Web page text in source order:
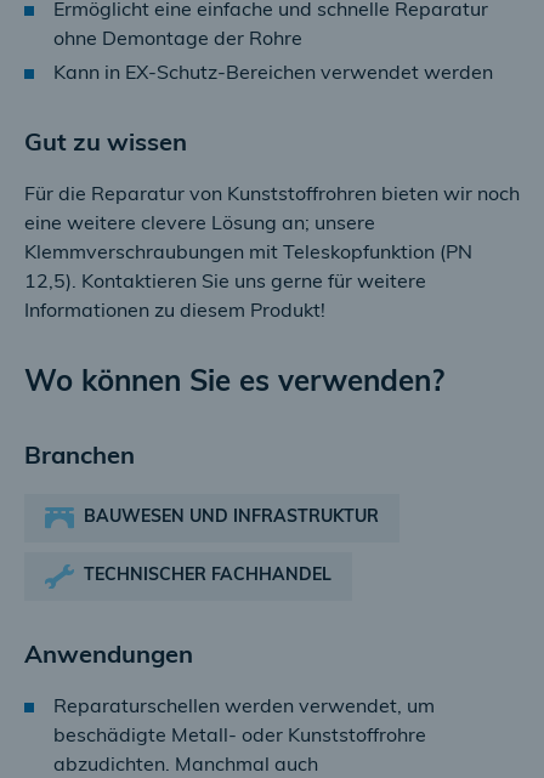
Ermöglicht eine einfache und schnelle Reparatur
ohne Demontage der Rohre
Kann in EX-Schutz-Bereichen verwendet werden
Gut zu wissen
Für die Reparatur von Kunststoffrohren bieten wir noch
eine weitere clevere Lösung an; unsere
Klemmverschraubungen mit Teleskopfunktion (PN
12,5). Kontaktieren Sie uns gerne für weitere
Informationen zu diesem Produkt!
Wo können Sie es verwenden?
Branchen
BAUWESEN UND INFRASTRUKTUR
TECHNISCHER FACHHANDEL
Anwendungen
Reparaturschellen werden verwendet, um
beschädigte Metall- oder Kunststoffrohre
abzudichten. Manchmal auch